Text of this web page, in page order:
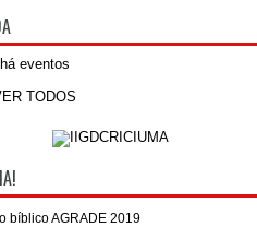
eventos
TODOS
bíblico AGRADE 2019